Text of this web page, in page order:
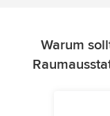
Warum